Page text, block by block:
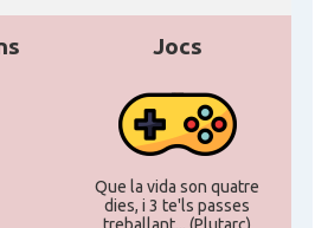
Catalans a ROSTOCK
Catalans a Stuttgart
Jocs
Que la vida son quatre
dies, i 3 te'ls passes